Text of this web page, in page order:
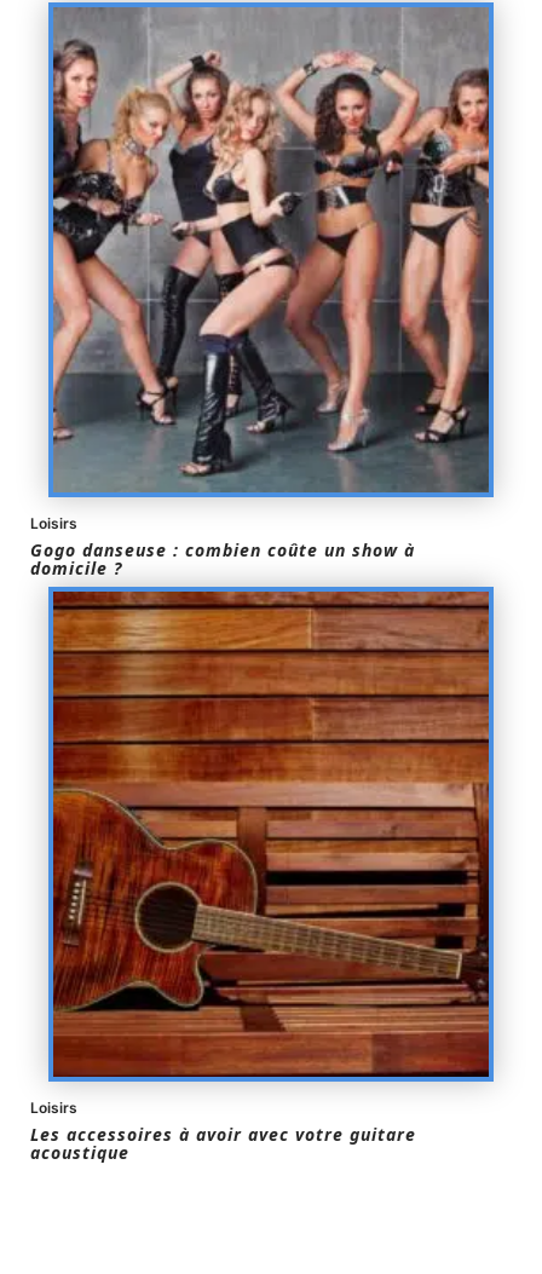
Loisirs
Gogo danseuse : combien coûte un show à
domicile ?
Loisirs
Les accessoires à avoir avec votre guitare
acoustique